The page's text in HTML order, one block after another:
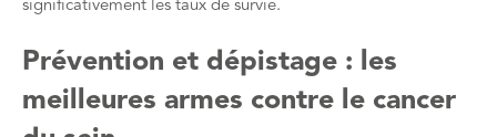
Prévention et dépistage : les
meilleures armes contre le cancer